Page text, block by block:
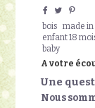
bois made
enfant 18
baby
A votre
Une
Nous